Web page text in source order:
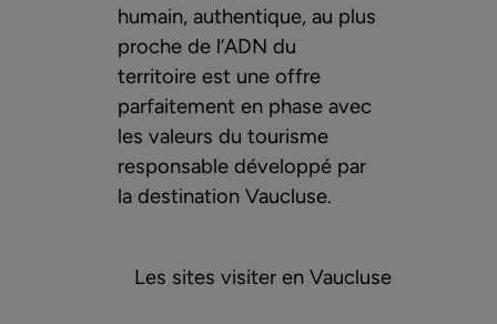
humain, authentique, au plus
proche de l’ADN du
territoire est une offre
parfaitement en phase avec
les valeurs du tourisme
responsable développé par
la destination Vaucluse.
Les sites visiter en Vaucluse